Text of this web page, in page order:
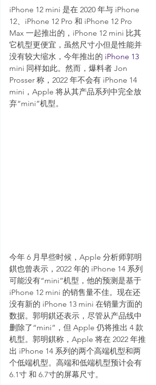
iPhone 12 mini 是在 2020 年与 iPhone
12、iPhone 12 Pro 和 iPhone 12 Pro
Max 一起推出的，iPhone 12 mini 比其
它机型更便宜，虽然尺寸小但是性能并
没有较大缩水，今年推出的 iPhone 13
mini 同样如此。然而，爆料者 Jon
Prosser 称，2022 年不会有 iPhone 14
mini，Apple 将从其产品系列中完全放
弃“mini”机型。
今年 6 月早些时候，Apple 分析师郭明
錤也曾表示，2022 年的 iPhone 14 系列
可能没有“mini”机型，他的预测是基于
iPhone 12 mini 的销售量不佳。现在还
没有新的 iPhone 13 mini 在销量方面的
数据。郭明錤还表示，尽管从产品线中
删除了“mini”，但 Apple 仍将推出 4 款
机型。郭明錤称，Apple 将在 2022 年推
出 iPhone 14 系列的两个高端机型和两
个低端机型。高端和低端机型预计会有
6.1寸 和 6.7寸的屏幕尺寸。